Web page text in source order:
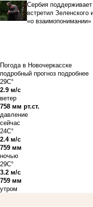
Сербия
встретил
«о взаимопонимании»
Погода в Новочеркасске
подробный прогноз подробнее
29C°
2.9 м/с
ветер
758 мм рт.ст.
давление
сейчас
24C°
2.4 м/с
759 мм
ночью
29C°
3.2 м/с
759 мм
утром